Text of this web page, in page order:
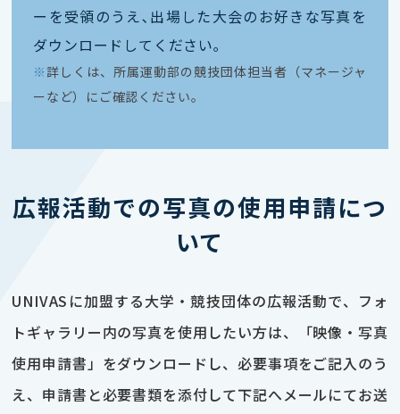
ーを受領のうえ､出場した大会のお好きな写真を
ダウンロードしてください｡
※ 詳しくは、所属運動部の競技団体担当者（マネージャ
ーなど）にご確認ください。
広報活動での写真の使用申請につ
いて
UNIVASに加盟する大学・競技団体の広報活動で、フォ
トギャラリー内の写真を使用したい方は、「映像・写真
使用申請書」をダウンロードし、必要事項をご記入のう
え、申請書と必要書類を添付して下記へメールにてお送